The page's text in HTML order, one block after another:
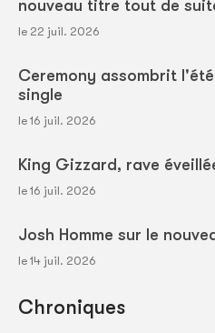
nouveau titre tout de
le 22 juil. 2026
Ceremony assombrit
single
le 16 juil. 2026
King Gizzard, rave
le 16 juil. 2026
Josh Homme sur le
le 14 juil. 2026
Chroniques